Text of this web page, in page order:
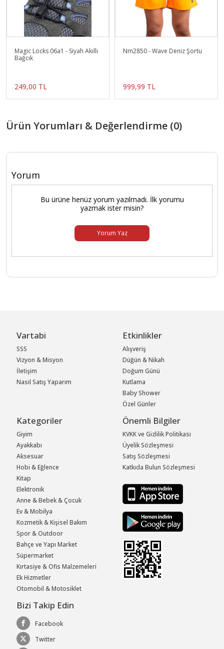
Magic Locks 06a1 - Siyah Akıllı
Bağcık
249,00 TL
Nm2850 - Wave Deniz Şortu
999,99 TL
Ürün Yorumları & Değerlendirme (0)
Yorum
Bu ürüne henüz yorum yazılmadı. İlk yorumu
yazmak ister misin?
Yorum Yaz
Vartabi
SSS
Vizyon & Misyon
İletişim
Nasıl Satış Yaparım
Etkinlikler
Alışveriş
Düğün & Nikah
Doğum Günü
Kutlama
Baby Shower
Özel Günler
Kategoriler
Giyim
Ayakkabı
Aksesuar
Hobi & Eğlence
Kitap
Elektronik
Anne & Bebek & Çocuk
Ev & Mobilya
Kozmetik & Kişisel Bakım
Spor & Outdoor
Bahçe ve Yapı Market
Süpermarket
Kırtasiye & Ofis Malzemeleri
Ek Hizmetler
Otomobil & Motosiklet
Önemli Bilgiler
KVKK ve Gizlilik Politikası
Üyelik Sözleşmesi
Satış Sözleşmesi
Katkıda Bulun Sözleşmesi
Bizi Takip Edin
Facebook
Twitter